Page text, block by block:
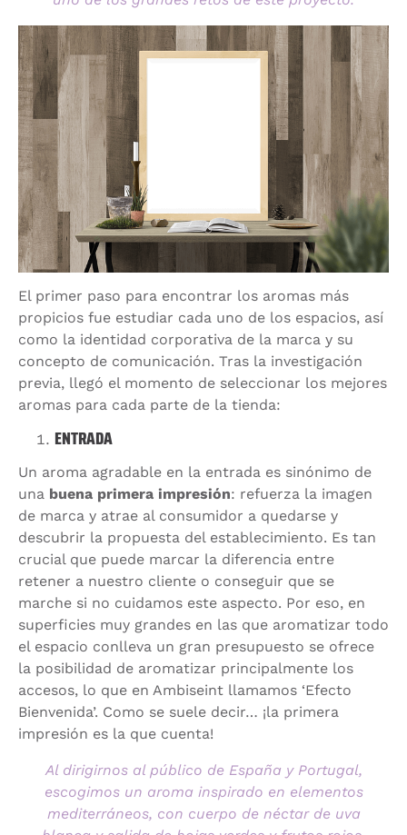
El primer paso para encontrar los aromas más
propicios fue estudiar cada uno de los espacios, así
como la identidad corporativa de la marca y su
concepto de comunicación. Tras la investigación
previa, llegó el momento de seleccionar los mejores
aromas para cada parte de la tienda:
ENTRADA
Un aroma agradable en la entrada es sinónimo de
una buena primera impresión: refuerza la imagen
de marca y atrae al consumidor a quedarse y
descubrir la propuesta del establecimiento. Es tan
crucial que puede marcar la diferencia entre
retener a nuestro cliente o conseguir que se
marche si no cuidamos este aspecto. Por eso, en
superficies muy grandes en las que aromatizar todo
el espacio conlleva un gran presupuesto se ofrece
la posibilidad de aromatizar principalmente los
accesos, lo que en Ambiseint llamamos ‘Efecto
Bienvenida’. Como se suele decir… ¡la primera
impresión es la que cuenta!
Al dirigirnos al público de España y Portugal,
escogimos un aroma inspirado en elementos
mediterráneos, con cuerpo de néctar de uva